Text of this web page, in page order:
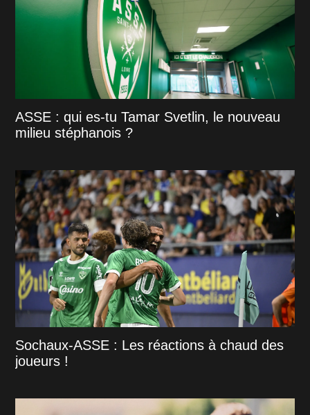
ASSE : qui es-tu Tamar Svetlin, le nouveau
milieu stéphanois ?
Sochaux-ASSE : Les réactions à chaud des
joueurs !